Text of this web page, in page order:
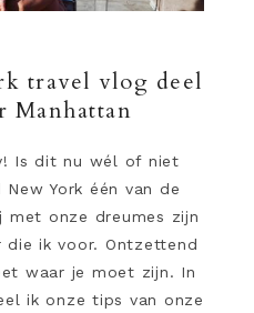
travel vlog deel
Manhattan
Is dit nu wél of niet
York één van de
met onze dreumes zijn
die ik voor. Ontzettend
waar je moet zijn. In
ik onze tips van onze